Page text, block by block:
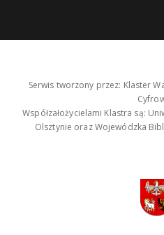
Serwis tworzony przez: Klaster
Współzałożycielami Klastra są:
Olsztynie oraz Wojewódzka